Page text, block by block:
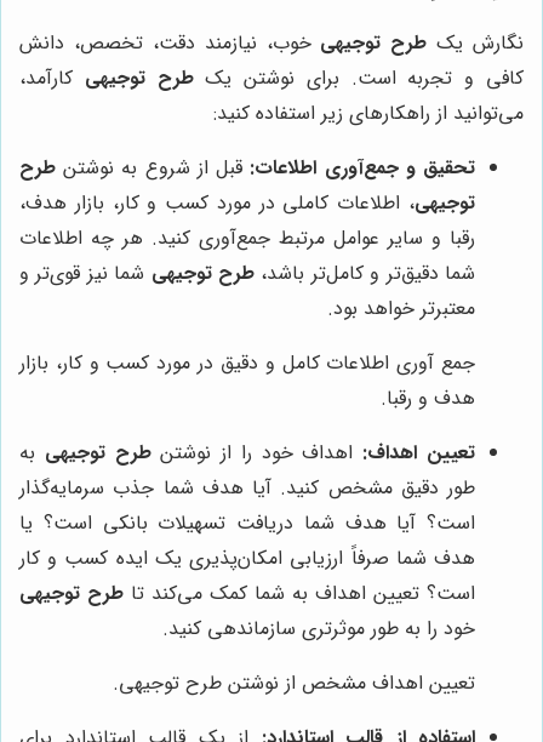
نگارش یک طرح توجیهی خوب، نیازمند دقت، تخصص، دانش
کافی و تجربه است. برای نوشتن یکطرح توجیهی کارآمد،
می‌توانید از راهکارهای زیر استفاده کنید:
تحقیق و جمع‌آوری اطلاعات: قبل از شروع به نوشتن طرح
توجیهی، اطلاعات کاملی در مورد کسب و کار، بازار هدف،
رقبا و سایر عوامل مرتبط جمع‌آوری کنید. هر چه اطلاعات
شما دقیق‌تر و کامل‌تر باشد، طرح توجیهی شما نیز قوی‌تر و
معتبرتر خواهد بود.
جمع آوری اطلاعات کامل و دقیق در مورد کسب و کار، بازار
هدف و رقبا.
تعیین اهداف: اهداف خود را از نوشتنطرح توجیهی به
طور دقیق مشخص کنید. آیا هدف شما جذب سرمایه‌گذار
است؟ آیا هدف شما دریافت تسهیلات بانکی است؟ یا
هدف شما صرفاً ارزیابی امکان‌پذیری یک ایده کسب و کار
است؟ تعیین اهداف به شما کمک می‌کند تا طرح توجیهی
خود را به طور موثرتری سازماندهی کنید.
تعیین اهداف مشخص از نوشتن طرح توجیهی.